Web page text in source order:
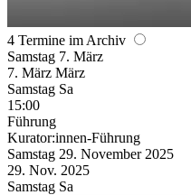
4 Termine im Archiv
Samstag 7. März
7. März März
Samstag Sa
15:00
Führung
Kurator:innen-Führung
Samstag 29. November 2025
29. Nov. 2025
Samstag Sa